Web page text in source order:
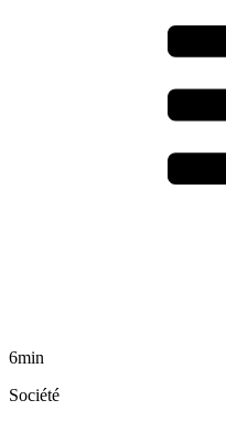
6min
Société